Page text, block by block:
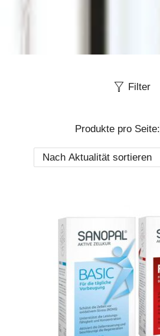
Filter
Produkte pro Seite: